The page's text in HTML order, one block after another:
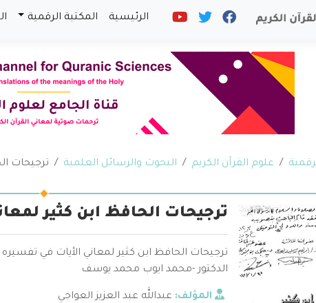
الرئيسية المكتبة الرقمية
علوم القرآن الكريم البحوث والرسائل العلمية ترجيحات
ترجيحات الحافظ ابن كثير
ترجيحات الحافظ ابن كثير لمعاني الأيات في
الدكتور -محمد ايوب محمد يوسف
المؤلف: عبدالله عبد العزيز العواجي